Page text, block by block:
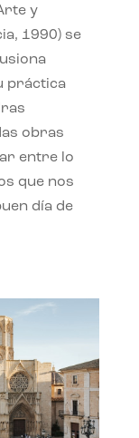
y
1990) se
práctica
obras
entre lo
que nos
día de